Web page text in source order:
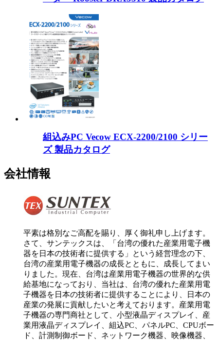
組込みPC Vecow ECX-2200/2100 シリー
ズ 製品カタログ
会社情報
平素は格別なご高配を賜り、厚く御礼申し上げます。
さて、サンテックスは、「台湾の優れた産業用電子機
器を日本の技術者に提供する」という経営理念の下、
台湾の産業用電子機器の成長とともに、成長してまい
りました。現在、台湾は産業用電子機器の世界的な供
給基地になっており、当社は、台湾の優れた産業用電
子機器を日本の技術者に提供することにより、日本の
産業の発展に貢献したいと考えております。産業用電
子機器の専門商社として、小型液晶ディスプレイ、産
業用液晶ディスプレイ、組込PC、パネルPC、CPUボー
ド、計測制御ボード、ネットワーク機器、映像機器、